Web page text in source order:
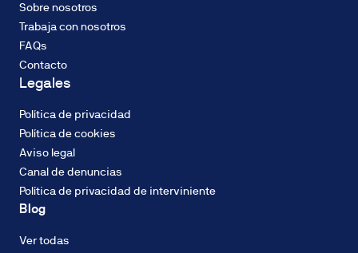
Sobre nosotros
Trabaja con nosotros
FAQs
Contacto
Legales
Política de privacidad
Política de cookies
Aviso legal
Canal de denuncias
Política de privacidad de interviniente
Blog
Ver todas